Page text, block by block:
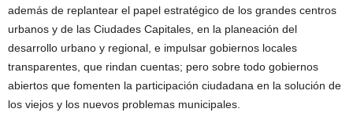
además de replantear el papel estratégico de los grandes centros
urbanos y de las Ciudades Capitales, en la planeación del
desarrollo urbano y regional, e impulsar gobiernos locales
transparentes, que rindan cuentas; pero sobre todo gobiernos
abiertos que fomenten la participación ciudadana en la solución de
los viejos y los nuevos problemas municipales.